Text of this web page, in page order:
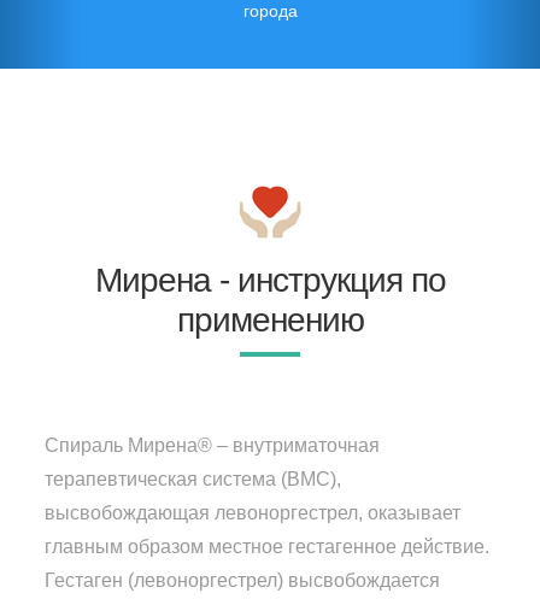
города
Мирена - инструкция по
применению
Спираль Мирена® – внутриматочная
терапевтическая система (ВМС),
высвобождающая левоноргестрел, оказывает
главным образом местное гестагенное действие.
Гестаген (левоноргестрел) высвобождается